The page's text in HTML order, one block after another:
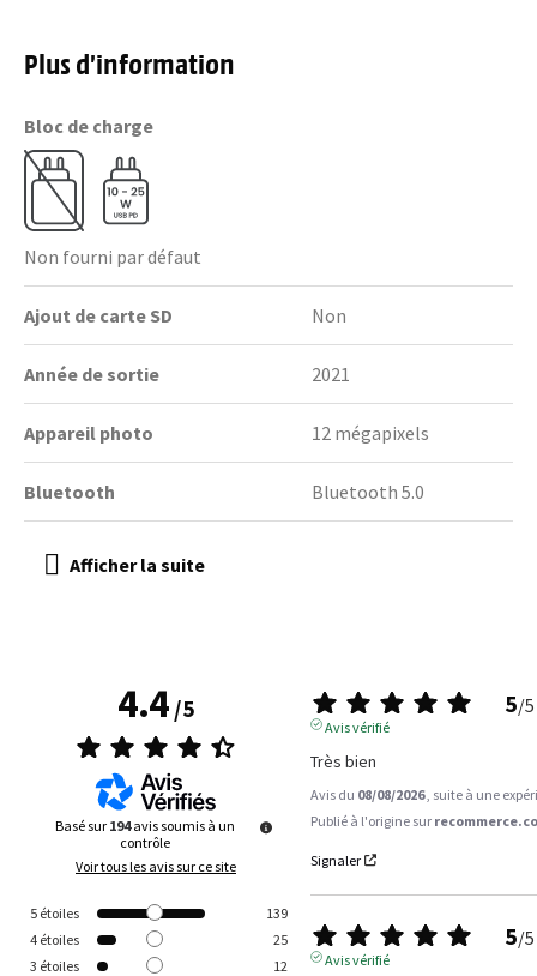
Plus d’information
Bloc de charge
Non fourni par défaut
Ajout de carte SD Non
Année de sortie 2021
Appareil photo 12 mégapixels
Bluetooth Bluetooth 5.0
4.4/5
Basé sur 194 avis soumis à un
contrôle
Voir tous les avis sur ce site
5 étoiles
139
4 étoiles
25
3 étoiles
12
5/5
Avis vérifié
Très bien
Avis du 08/08/2026 , suite à une
Publié à l'origine sur
Signaler
5/5
Avis vérifié